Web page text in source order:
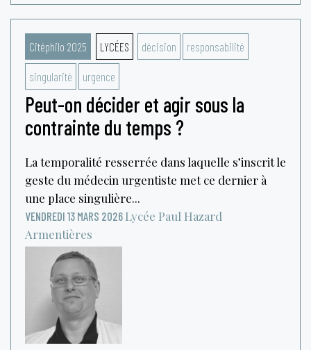
Citéphilo 2025 LYCÉES décision responsabilité
singularité urgence
Peut-on décider et agir sous la
contrainte du temps ?
La temporalité resserrée dans laquelle s’inscrit le
geste du médecin urgentiste met ce dernier à
une place singulière...
VENDREDI 13 MARS 2026 Lycée Paul Hazard
Armentières